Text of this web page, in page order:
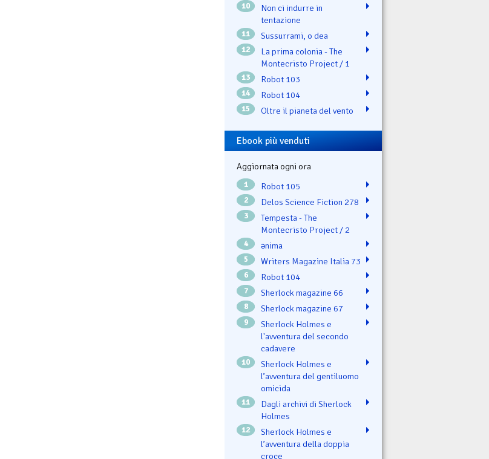
10
Non ci indurre in
tentazione
11 Sussurrami, o dea
12
La prima colonia - The
Montecristo Project / 1
13 Robot 103
14 Robot 104
15 Oltre il pianeta del vento
Ebook più venduti
Aggiornata ogni ora
1 Robot 105
2 Delos Science Fiction 278
3
Tempesta - The
Montecristo Project / 2
4 ənima
5 Writers Magazine Italia 73
6 Robot 104
7 Sherlock magazine 66
8 Sherlock magazine 67
9
Sherlock Holmes e
l'avventura del secondo
cadavere
10
Sherlock Holmes e
l’avventura del gentiluomo
omicida
11
Dagli archivi di Sherlock
Holmes
12
Sherlock Holmes e
l’avventura della doppia
croce